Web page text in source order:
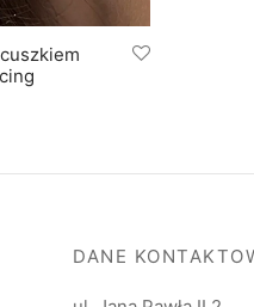
DANE